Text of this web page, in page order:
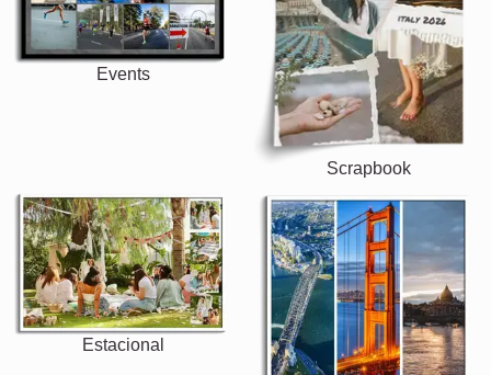
Events
Scrapbook
Estacional